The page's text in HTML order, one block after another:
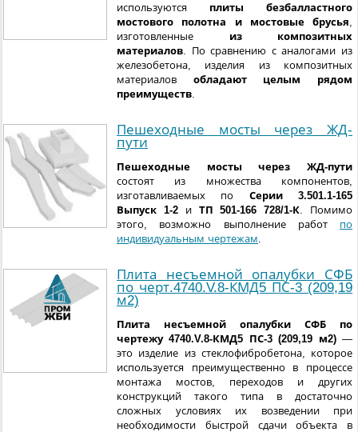
используются плиты безбалластного
мостового полотна и мостовые брусья
изготовленные из композитных
материалов . По сравнению с аналогами из
железобетона, изделия из композитных
материалов обладают целым рядом
преимуществ
Пешеходные мосты через ЖД-
пути
Пешеходные мосты через ЖД-пути
состоят из множества компонентов,
изготавливаемых по Серии 3.501.1-165
Выпуск 1-2и ТП 501-166 728/1-К . Помимо
этого, возможно выполнение работ по
индивидуальным чертежам
Плита несъемной опалубки СФБ
по черт.4740.V.8-КМД5 ПС-3 (209,19
м2)
Плита несъемной опалубки СФБ по
чертежу 4740.V.8-КМД5 ПС-3 (209,19 м2)—
это изделие из стеклофибробетона, которое
используется преимущественно в процессе
монтажа мостов, переходов и других
конструкций такого типа в достаточно
сложных условиях их возведении при
необходимости быстрой сдачи объекта в